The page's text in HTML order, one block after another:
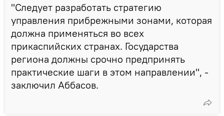
"Следует разработать стратегию
управления прибрежными зонами, которая
должна применяться во всех
прикаспийских странах. Государства
региона должны срочно предпринять
практические шаги в этом направлении", -
заключил Аббасов.